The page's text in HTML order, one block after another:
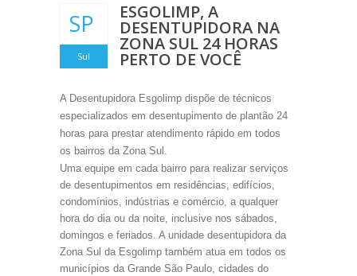
SP
Sul
ESGOLIMP, A
DESENTUPIDORA NA
ZONA SUL 24 HORAS
PERTO DE VOCÊ
A Desentupidora Esgolimp dispõe de técnicos
especializados em desentupimento de plantão 24
horas para prestar atendimento rápido em todos
os bairros da Zona Sul.
Uma equipe em cada bairro para realizar serviços
de desentupimentos em residências, edifícios,
condomínios, indústrias e comércio, a qualquer
hora do dia ou da noite, inclusive nos sábados,
domingos e feriados. A unidade desentupidora da
Zona Sul da Esgolimp também atua em todos os
municípios da Grande São Paulo, cidades do